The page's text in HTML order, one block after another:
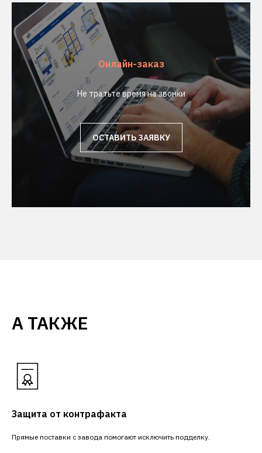
Онлайн-заказ
Не тратьте время на звонки
ОСТАВИТЬ ЗАЯВКУ
А ТАКЖЕ
Защита от контрафакта
Прямые поставки с завода помогают исключить подделку.